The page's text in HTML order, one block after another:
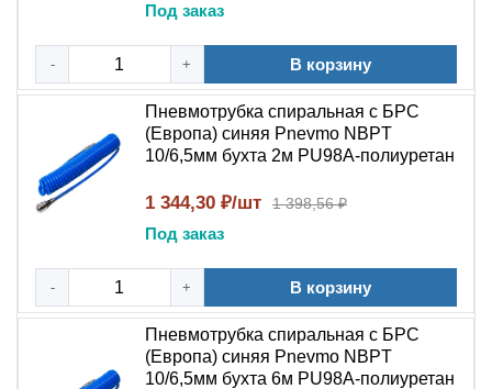
PU98A-полиуретановая
для современных пневмосистем. БрендNBPT
гарантирует качество своей продукции, а производство
вКорееобеспечивает соответствие международным
Использование этойполиуретановойтрубки с
быстроразъёмным соединением
значительно упростить обслуживание оборудования,
сократить время переналадки и повысить
эффективность работы.Спиральнаяконструкция
обеспечивает необходимую гибкость и защиту от
перегибов, что делает её идеальным выбором для
профессионального применения всистемах
подготовки воздуха.
Под заказ
- + В корзину
Пневмотрубка спиральная с БРС
(Европа) синяя Pnevmo NBPT
10/6,5мм бухта 2м PU98A-полиуретан
1 344,30 ₽/шт 1 398,56 ₽
Под заказ
- + В корзину
Пневмотрубка спиральная с БРС
(Европа) синяя Pnevmo NBPT
10/6,5мм бухта 6м PU98A-полиуретан